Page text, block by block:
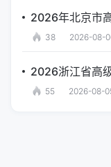
2026年北京市
38 2026-08-
2026浙江省高
55 2026-08-